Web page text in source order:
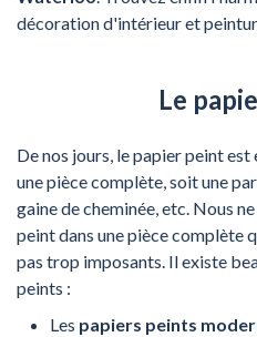
décoration d'intérieur et
Le
De nos jours, le papier peint
une pièce complète, soit une
gaine de cheminée, etc. Nous
peint dans une pièce complète
pas trop imposants. Il existe
peints :
Les papiers peints